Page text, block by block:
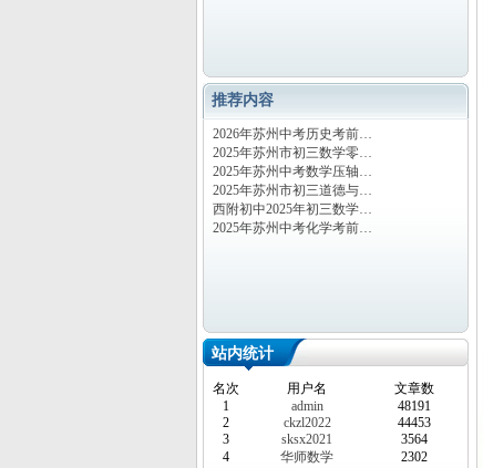
推荐内容
2026年苏州中考历史考前…
2025年苏州市初三数学零…
2025年苏州中考数学压轴…
2025年苏州市初三道德与…
西附初中2025年初三数学…
2025年苏州中考化学考前…
站内统计
名次 用户名
文章数
1
admin
48191
2
ckzl2022
44453
3
sksx2021
3564
4
华师数学
2302